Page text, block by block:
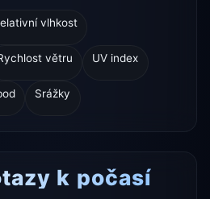
vlhkost
větru UV index
Srážky
k počasí